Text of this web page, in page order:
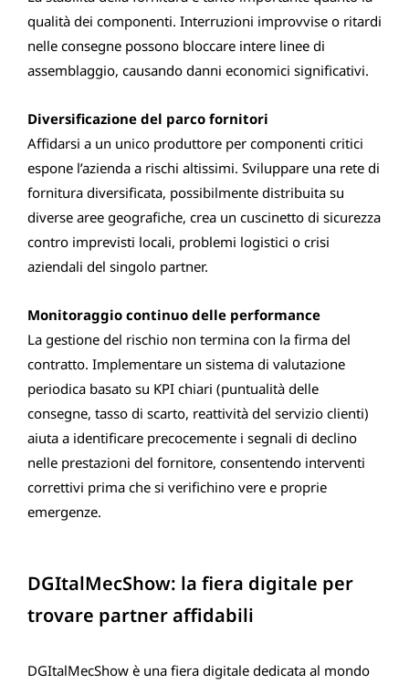
qualità dei componenti. Interruzioni improvvise o ritardi
nelle consegne possono bloccare intere linee di
assemblaggio, causando danni economici significativi.
Diversificazione del parco fornitori
Affidarsi a un unico produttore per componenti critici
espone l’azienda a rischi altissimi. Sviluppare una rete di
fornitura diversificata, possibilmente distribuita su
diverse aree geografiche, crea un cuscinetto di sicurezza
contro imprevisti locali, problemi logistici o crisi
aziendali del singolo partner.
Monitoraggio continuo delle performance
La gestione del rischio non termina con la firma del
contratto. Implementare un sistema di valutazione
periodica basato su KPI chiari (puntualità delle
consegne, tasso di scarto, reattività del servizio clienti)
aiuta a identificare precocemente i segnali di declino
nelle prestazioni del fornitore, consentendo interventi
correttivi prima che si verifichino vere e proprie
emergenze.
DGItalMecShow: la fiera digitale per
trovare partner affidabili
DGItalMecShow è una fiera digitale dedicata al mondo